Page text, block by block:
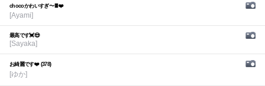
chocoかわいすぎ〜🍫❤️
[Ayami]
最高です💓😍
[Sayaka]
お綺麗です❤️ (378)
[ゆか]